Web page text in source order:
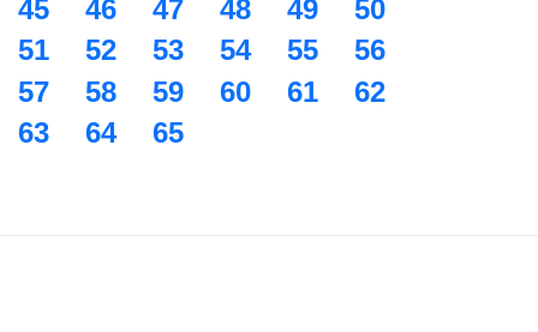
45
46 47 48 49
50
51
52 53 54 55
56
57
58 59 60 61
62
63
64 65